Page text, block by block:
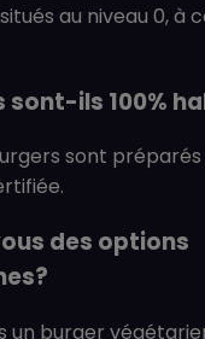
au niveau 0, à
sont-ils 100%
sont
des options
un burger